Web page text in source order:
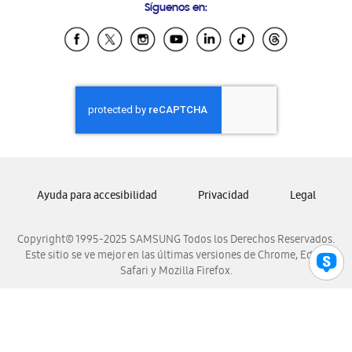
Samsung Ecuador
Samsung El Salvador
Samsung Honduras
Samsung Nicaragua
Samsung Panamá
Samsung Venezuela
Síguenos en:
Copyright© 1995-2025 SAMSUNG Todos los Derechos Reservados.
Este sitio se ve mejor en las últimas versiones de Chrome, Edge,
Safari y Mozilla Firefox.
Ayuda para accesibilidad Privacidad Legal